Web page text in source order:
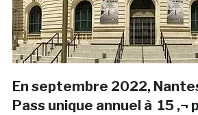
En septembre 2022,
Pass unique annuel à 15 ‚¬